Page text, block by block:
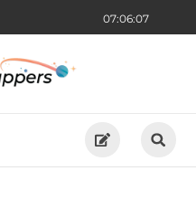
07:06:08